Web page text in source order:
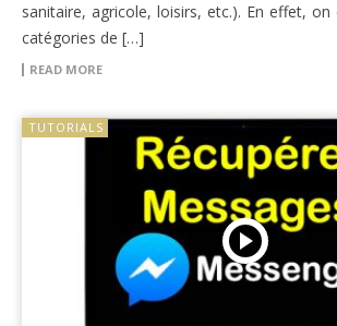
sanitaire, agricole, loisirs, etc.). En effet, on
catégories de […]
READ MORE
TUTORIALS